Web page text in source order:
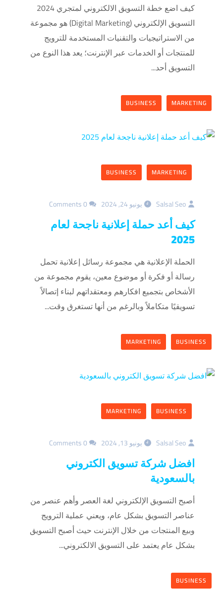
كيف اضع خطة التسويق الالكتروني لمتجري 2024
التسويق الإلكتروني (Digital Marketing) هو مجموعة
من الاستراتيجيات والتقنيات المستخدمة للترويج
للمنتجات أو الخدمات عبر الإنترنت؛ يعد هذا النوع من
التسويق أحد...
MARKETING
BUSINESS
MARKETING
BUSINESS
Salsal Seo يونيو 24, 2024 0 Comments
كيف أعد حملة إعلانية ناجحة لعام
2025
الحملة الإعلانية هي مجموعة رسائل إعلانية تحمل
رسالة أو فكرة أو موضوع معين، يقوم مجموعة من
الأشخاص بتجميع افكارهم ومعتقداتهم لبناء إتصالاً
تسويقيًا متكاملاً وبالرغم من أنها تستغرق وقت...
BUSINESS
MARKETING
BUSINESS
MARKETING
Salsal Seo يونيو 13, 2024 0 Comments
افضل شركة تسويق الكتروني
بالسعودية
أصبح التسويق الإلكتروني لغة العصر وأهم عنصر من
عناصر التسويق بشكل عام، ويعني عملية الترويج
وبيع المنتجات من خلال الإنترنت حيث أصبح التسويق
بشكل عام يعتمد على التسويق الالكتروني...
BUSINESS